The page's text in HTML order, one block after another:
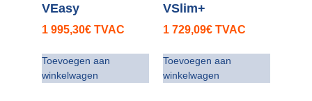
VEasy
1 995,30€ TVAC
Toevoegen aan
winkelwagen
VSlim+
1 729,09€ TVAC
Toevoegen aan
winkelwagen